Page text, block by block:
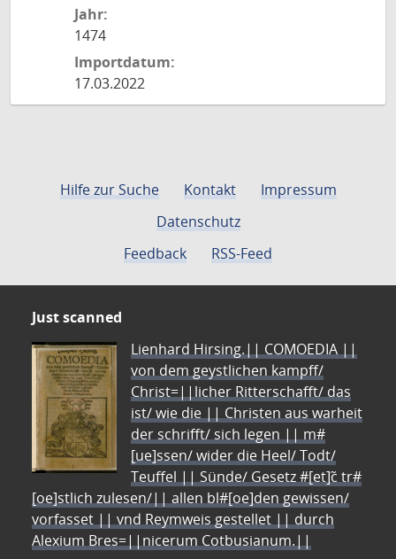
Jahr:
1474
Importdatum:
17.03.2022
Hilfe zur Suche Kontakt
Impressum
Datenschutz
Feedback
RSS-Feed
Just scanned
Lienhard Hirsing.|| COMOEDIA ||
von dem geystlichen kampff/
Christ=||licher Ritterschafft/ das
ist/ wie die || Christen aus warheit
der schrifft/ sich legen || m#
[ue]ssen/ wider die Heel/ Todt/
Teuffel || Sünde/ Gesetz #[et]c̃ tr#
[oe]stlich zulesen/|| allen bl#[oe]den gewissen/
vorfasset || vnd Reymweis gestellet || durch
Alexium Bres=||nicerum Cotbusianum.||